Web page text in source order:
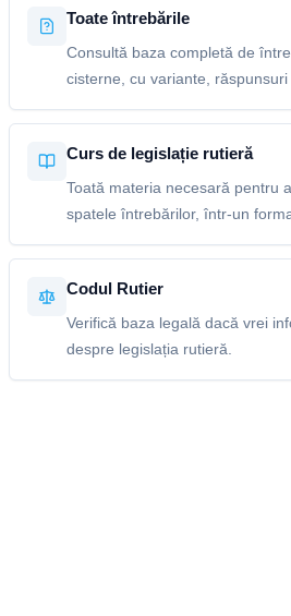
Toate întrebările
Consultă baza completă de
cisterne, cu variante, răspunsuri
Curs de legislație rutieră
Toată materia necesară pentru
spatele întrebărilor, într-un
Codul Rutier
Verifică baza legală dacă vrei
despre legislația rutieră.